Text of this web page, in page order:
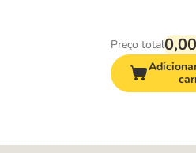
Preço total